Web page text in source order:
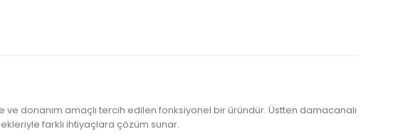
donanım amaçlı tercih edilen fonksiyonel bir üründür. Üstten damacanalı
farklı ihtiyaçlara çözüm sunar.